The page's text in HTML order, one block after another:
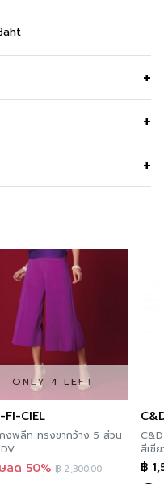
ONLY 4 LEFT
FI-CIEL
งพลีท ทรงขากว้าง 5 ส่วน
ลด 50% ฿2,300.00
สีเขี
฿